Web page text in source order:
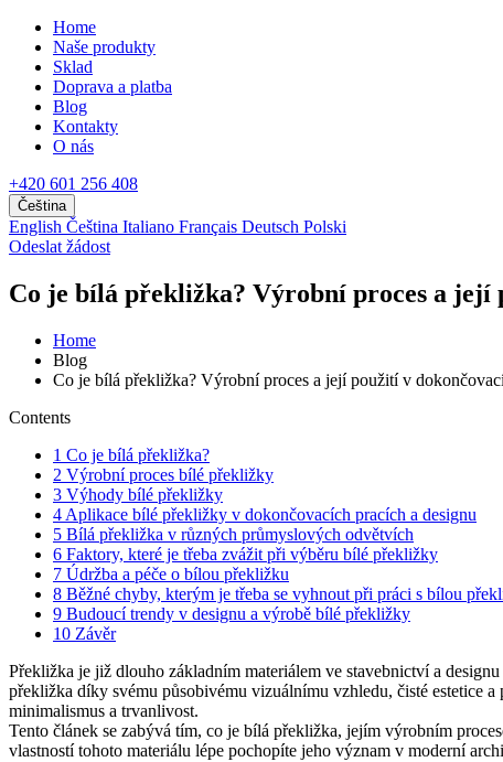
Home
Naše produkty
Sklad
Doprava a platba
Blog
Kontakty
O nás
+420 601 256 408
Čeština
English Čeština Italiano Français Deutsch Polski
Odeslat žádost
Co je bílá překližka? Výrobní proces a její
Home
Blog
Co je bílá překližka? Výrobní proces a její použití v
Contents
1 Co je bílá překližka?
2 Výrobní proces bílé překližky
3 Výhody bílé překližky
4 Aplikace bílé překližky v dokončovacích pracích a designu
5 Bílá překližka v různých průmyslových odvětvích
6 Faktory, které je třeba zvážit při výběru bílé překližky
7 Údržba a péče o bílou překližku
8 Běžné chyby, kterým je třeba se vyhnout při práci s bílou
9 Budoucí trendy v designu a výrobě bílé překližky
10 Závěr
Překližka je již dlouho základním materiálem ve stavebnictví a
překližka díky svému působivému vizuálnímu vzhledu, čisté estetice
minimalismus a trvanlivost.
Tento článek se zabývá tím, co je bílá překližka, jejím výrobním
vlastností tohoto materiálu lépe pochopíte jeho význam v moderní